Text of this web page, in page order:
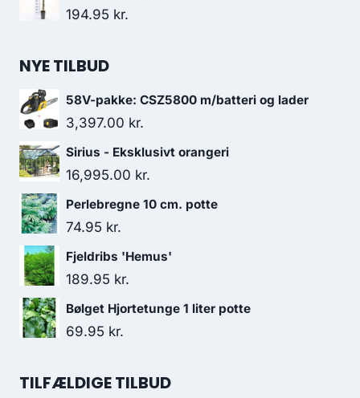
194.95 kr.
NYE TILBUD
58V-pakke: CSZ5800 m/batteri og lader
3,397.00 kr.
Sirius - Eksklusivt orangeri
16,995.00 kr.
Perlebregne 10 cm. potte
74.95 kr.
Fjeldribs 'Hemus'
189.95 kr.
Bølget Hjortetunge 1 liter potte
69.95 kr.
TILFÆLDIGE TILBUD